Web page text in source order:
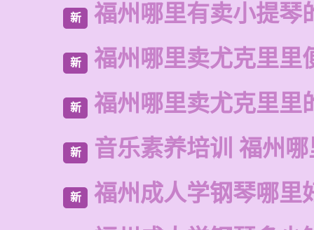
新 福州哪里有卖小提琴
新 福州哪里卖尤克里里
新 福州哪里卖尤克里里
新 音乐素养培训 福州
新
福州成人学钢琴哪里